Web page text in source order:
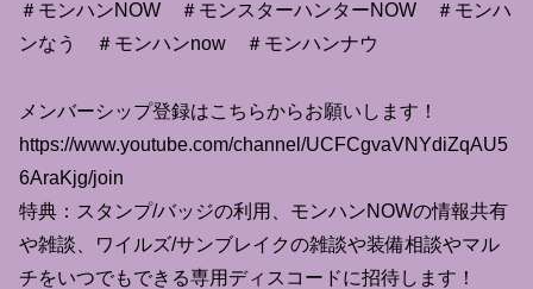
＃モンハンNOW ＃モンスターハンターNOW ＃モンハ
ンなう ＃モンハンnow ＃モンハンナウ
メンバーシップ登録はこちらからお願いします！
https://www.youtube.com/channel/UCFCgvaVNYdiZqAU5
6AraKjg/join
特典：スタンプ/バッジの利用、モンハンNOWの情報共有
や雑談、ワイルズ/サンブレイクの雑談や装備相談やマル
チをいつでもできる専用ディスコードに招待します！